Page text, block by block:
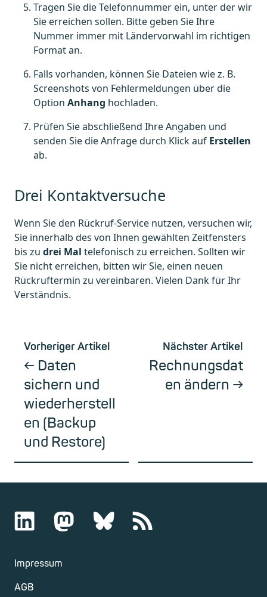
Tragen Sie die Telefonnummer ein, unter der wir
Sie erreichen sollen. Bitte geben Sie Ihre
Nummer immer mit Ländervorwahl im richtigen
Format an.
Falls vorhanden, können Sie Dateien wie z. B.
Screenshots von Fehlermeldungen über die
Option Anhang hochladen.
Prüfen Sie abschließend Ihre Angaben und
senden Sie die Anfrage durch Klick auf Erstellen
ab.
Drei Kontaktversuche
Wenn Sie den Rückruf-Service nutzen, versuchen wir,
Sie innerhalb des von Ihnen gewählten Zeitfensters
bis zu drei Mal telefonisch zu erreichen. Sollten wir
Sie nicht erreichen, bitten wir Sie, einen neuen
Rückruftermin zu vereinbaren. Vielen Dank für Ihr
Verständnis.
Vorheriger Artikel
Daten
sichern und
wiederherstell
en (Backup
und Restore)
Nächster Artikel
Rechnungsdat
en ändern
Impressum
AGB